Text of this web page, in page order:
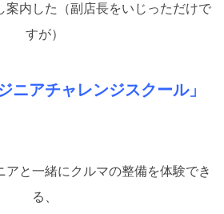
案内した（副店長をいじっただけで
すが）
アチャレンジスクール」
アと一緒にクルマの整備を体験でき
る、